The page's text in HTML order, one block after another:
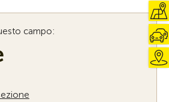
campo: